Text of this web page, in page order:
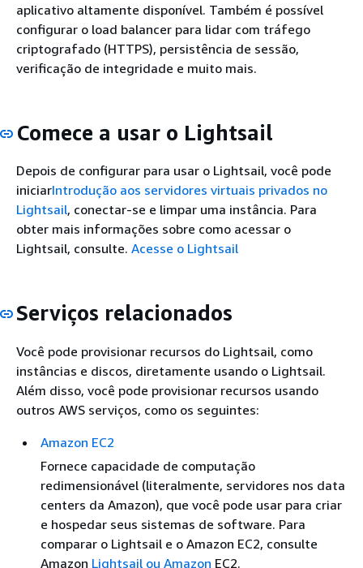
aplicativo altamente disponível. Também é possível
configurar o load balancer para lidar com tráfego
criptografado (HTTPS), persistência de sessão,
verificação de integridade e muito mais.
Comece a usar o Lightsail
Depois de configurar para usar o Lightsail, você pode
iniciarIntrodução aos servidores virtuais privados no
Lightsail, conectar-se e limpar uma instância. Para
obter mais informações sobre como acessar o
Lightsail, consulte. Acesse o Lightsail
Serviços relacionados
Você pode provisionar recursos do Lightsail, como
instâncias e discos, diretamente usando o Lightsail.
Além disso, você pode provisionar recursos usando
outros AWS serviços, como os seguintes:
Amazon EC2
Fornece capacidade de computação
redimensionável (literalmente, servidores nos data
centers da Amazon), que você pode usar para criar
e hospedar seus sistemas de software. Para
comparar o Lightsail e o Amazon EC2, consulte
Amazon Lightsail ou Amazon EC2.